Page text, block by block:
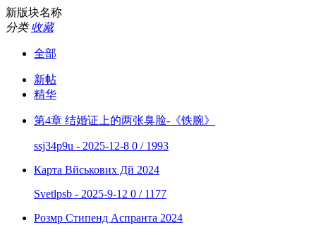
新版块名称
分类 收藏
全部
新帖
精华
第4章 结婚证上的两张臭脸-《铁腕》
ssj34p9u - 2025-12-8 0 / 1993
Карта Вйськових Дй 2024
Svetlpsb - 2025-9-12 0 / 1177
Розмр Стипенд Аспранта 2024